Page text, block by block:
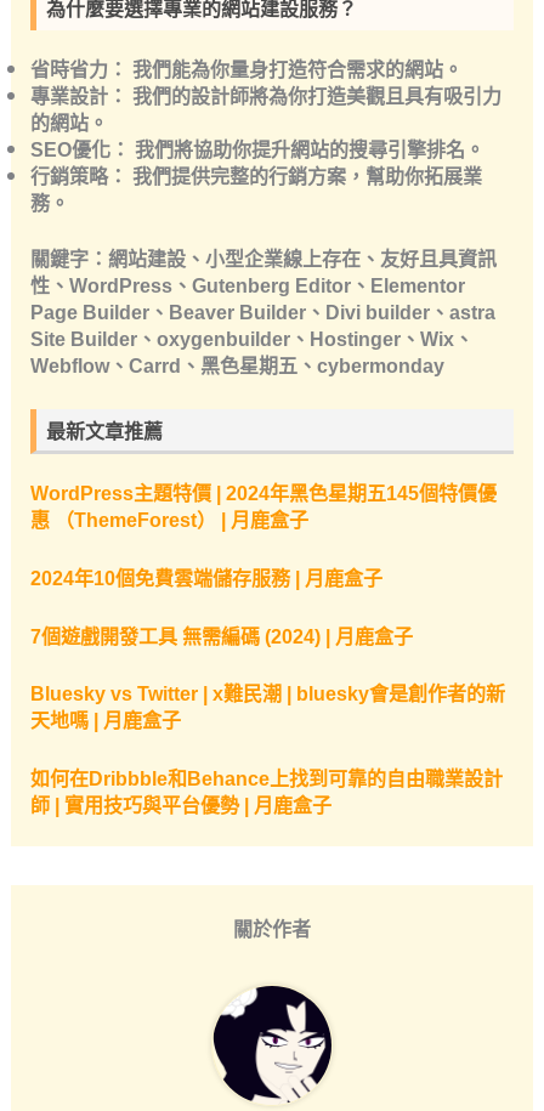
為什麼要選擇專業的網站建設服務？
省時省力： 我們能為你量身打造符合需求的網站。
專業設計： 我們的設計師將為你打造美觀且具有吸引力
的網站。
SEO優化： 我們將協助你提升網站的搜尋引擎排名。
行銷策略： 我們提供完整的行銷方案，幫助你拓展業
務。
關鍵字：網站建設、小型企業線上存在、友好且具資訊
性、WordPress、Gutenberg Editor、Elementor
Page Builder、Beaver Builder、Divi builder、astra
Site Builder、oxygenbuilder、Hostinger、Wix、
Webflow、Carrd、黑色星期五、cybermonday
最新文章推薦
WordPress主題特價 | 2024年黑色星期五145個特價優
惠 （ThemeForest） | 月鹿盒子
2024年10個免費雲端儲存服務 | 月鹿盒子
7個遊戲開發工具 無需編碼 (2024) | 月鹿盒子
Bluesky vs Twitter | x難民潮 | bluesky會是創作者的新
天地嗎 | 月鹿盒子
如何在Dribbble和Behance上找到可靠的自由職業設計
師 | 實用技巧與平台優勢 | 月鹿盒子
關於作者